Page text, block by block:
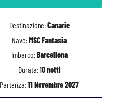
Destinazione:Canarie
Nave:MSC Fantasia
Imbarco:Barcellona
Durata:10 notti
Partenza:11 Novembre 2027